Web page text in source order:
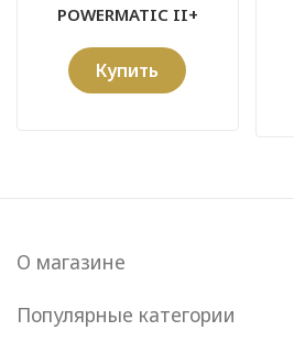
POWERMATIC II+
Купить
О магазине
Популярные категории